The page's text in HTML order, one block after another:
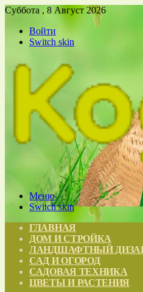
Суббота , 8 Август 2026
Войти
Switch skin
Меню
Switch skin
ГЛАВНАЯ
ДОМ И СТРОЙКА
ЛАНДШАФТНЫЙ
САД И ОГОРОД
САДОВАЯ ТЕХНИКА
ЦВЕТЫ И РАСТЕНИЯ